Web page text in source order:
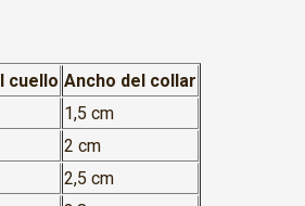
cuello Ancho del collar
1,5 cm
2 cm
2,5 cm